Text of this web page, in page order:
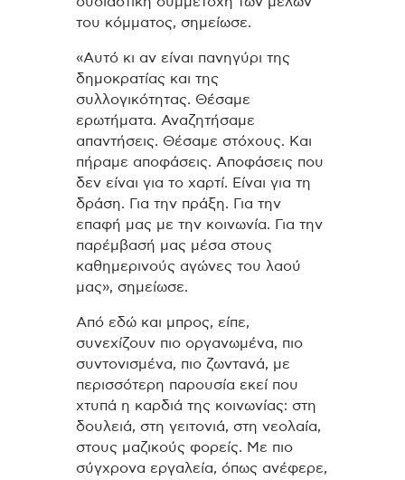
του κόμματος, σημείωσε.
«Αυτό κι αν είναι πανηγύρι της
δημοκρατίας και της
συλλογικότητας. Θέσαμε
ερωτήματα. Αναζητήσαμε
απαντήσεις. Θέσαμε στόχους. Και
πήραμε αποφάσεις. Αποφάσεις που
δεν είναι για το χαρτί. Είναι για τη
δράση. Για την πράξη. Για την
επαφή μας με την κοινωνία. Για την
παρέμβασή μας μέσα στους
καθημερινούς αγώνες του λαού
μας», σημείωσε.
Από εδώ και μπρος, είπε,
συνεχίζουν πιο οργανωμένα, πιο
συντονισμένα, πιο ζωντανά, με
περισσότερη παρουσία εκεί που
χτυπά η καρδιά της κοινωνίας: στη
δουλειά, στη γειτονιά, στη νεολαία,
στους μαζικούς φορείς. Με πιο
σύγχρονα εργαλεία, όπως ανέφερε,